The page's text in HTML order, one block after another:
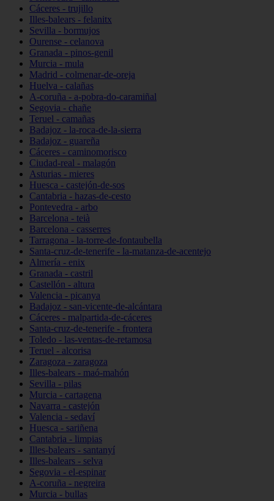
Cáceres - trujillo
Illes-balears - felanitx
Sevilla - bormujos
Ourense - celanova
Granada - pinos-genil
Murcia - mula
Madrid - colmenar-de-oreja
Huelva - calañas
A-coruña - a-pobra-do-caramiñal
Segovia - chañe
Teruel - camañas
Badajoz - la-roca-de-la-sierra
Badajoz - guareña
Cáceres - caminomorisco
Ciudad-real - malagón
Asturias - mieres
Huesca - castejón-de-sos
Cantabria - hazas-de-cesto
Pontevedra - arbo
Barcelona - teià
Barcelona - casserres
Tarragona - la-torre-de-fontaubella
Santa-cruz-de-tenerife - la-matanza-de-acentejo
Almería - enix
Granada - castril
Castellón - altura
Valencia - picanya
Badajoz - san-vicente-de-alcántara
Cáceres - malpartida-de-cáceres
Santa-cruz-de-tenerife - frontera
Toledo - las-ventas-de-retamosa
Teruel - alcorisa
Zaragoza - zaragoza
Illes-balears - maó-mahón
Sevilla - pilas
Murcia - cartagena
Navarra - castejón
Valencia - sedaví
Huesca - sariñena
Cantabria - limpias
Illes-balears - santanyí
Illes-balears - selva
Segovia - el-espinar
A-coruña - negreira
Murcia - bullas